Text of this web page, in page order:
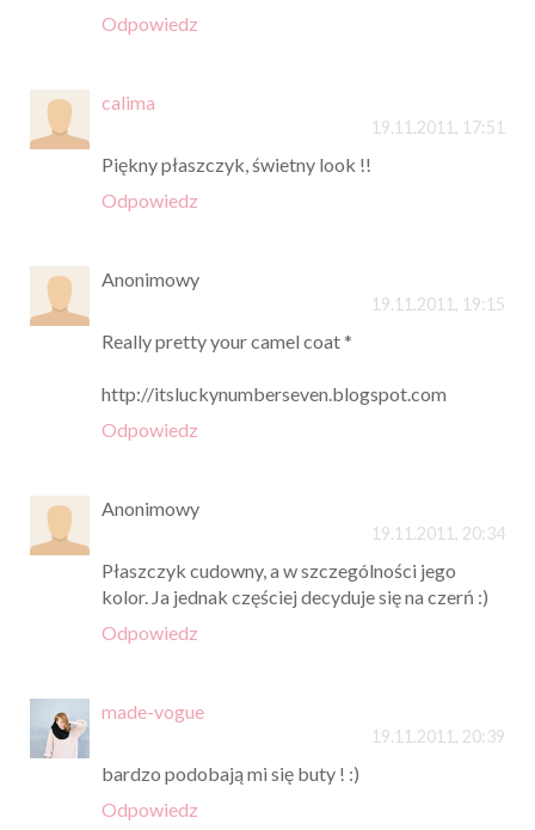
Odpowiedz
calima
19.11.2011, 17:51
Piękny płaszczyk, świetny look !!
Odpowiedz
Anonimowy
19.11.2011, 19:15
Really pretty your camel coat *
http://itsluckynumberseven.blogspot.com
Odpowiedz
Anonimowy
19.11.2011, 20:34
Płaszczyk cudowny, a w szczególności jego
kolor. Ja jednak częściej decyduje się na czerń :)
Odpowiedz
made-vogue
19.11.2011, 20:39
bardzo podobają mi się buty ! :)
Odpowiedz